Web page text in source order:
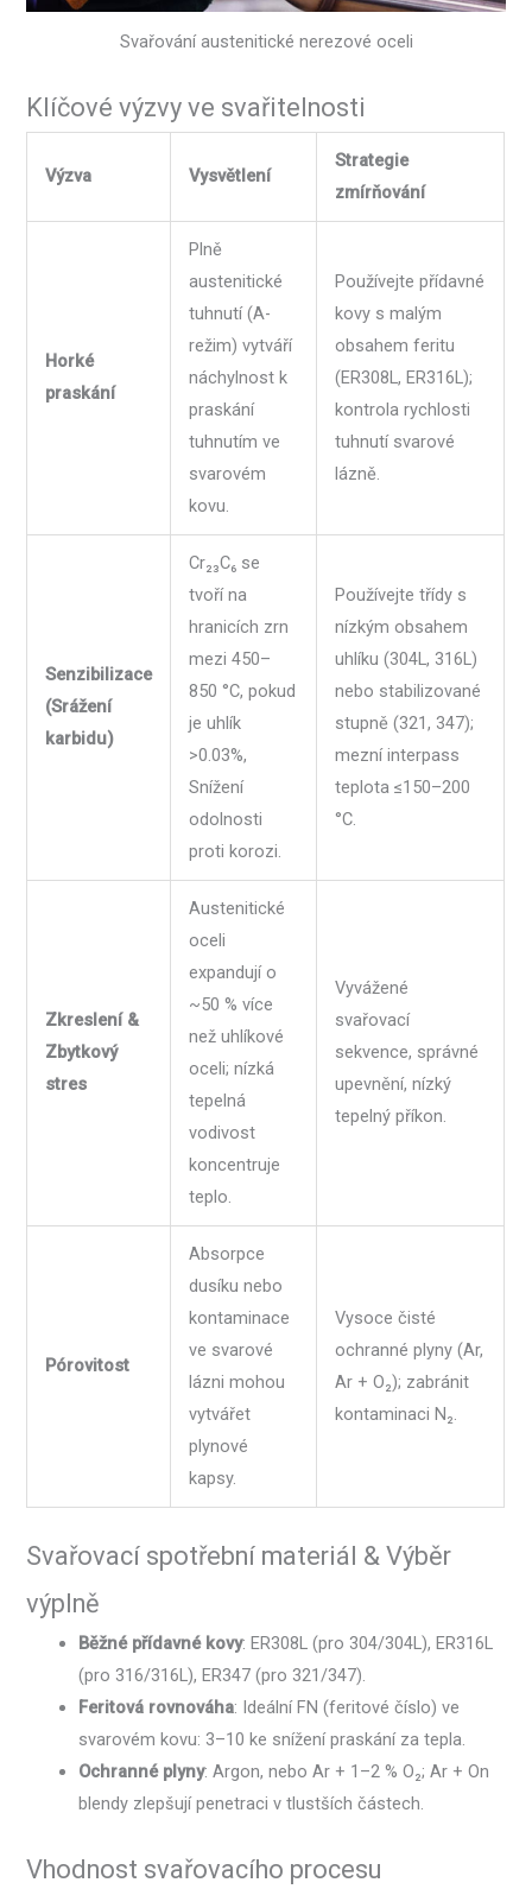
Svařování austenitické nerezové oceli
Klíčové výzvy ve svařitelnosti
Výzva Vysvětlení
Strategie
zmírňování
Horké
praskání
Plně
austenitické
tuhnutí (A-
režim) vytváří
náchylnost k
praskání
tuhnutím ve
svarovém
kovu.
Používejte přídavné
kovy s malým
obsahem feritu
(ER308L, ER316L);
kontrola rychlosti
tuhnutí svarové
lázně.
Senzibilizace
(Srážení
karbidu)
Cr₂₃C₆ se
tvoří na
hranicích zrn
mezi 450–
850 °C, pokud
je uhlík
>0.03%,
Snížení
odolnosti
proti korozi.
Používejte třídy s
nízkým obsahem
uhlíku (304L, 316L)
nebo stabilizované
stupně (321, 347);
mezní interpass
teplota ≤150–200
°C.
Zkreslení &
Zbytkový
stres
Austenitické
oceli
expandují o
~50 % více
než uhlíkové
oceli; nízká
tepelná
vodivost
koncentruje
teplo.
Vyvážené
svařovací
sekvence, správné
upevnění, nízký
tepelný příkon.
Pórovitost
Absorpce
dusíku nebo
kontaminace
ve svarové
lázni mohou
vytvářet
plynové
kapsy.
Vysoce čisté
ochranné plyny (Ar,
Ar + O₂); zabránit
kontaminaci N₂.
Svařovací spotřební materiál & Výběr
výplně
Běžné přídavné kovy: ER308L (pro 304/304L), ER316L
(pro 316/316L), ER347 (pro 321/347).
Feritová rovnováha: Ideální FN (feritové číslo) ve
svarovém kovu: 3–10 ke snížení praskání za tepla.
Ochranné plyny: Argon, nebo Ar + 1–2 % O₂; Ar + On
blendy zlepšují penetraci v tlustších částech.
Vhodnost svařovacího procesu